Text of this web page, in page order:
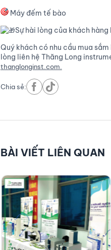
Máy đếm tế bào
Sự hài lòng của khách
Quý khách có nhu cầu mua
lòng liên hệ Thăng Long
thanglonginst.com.
Chia sẻ:
BÀI VIẾT LIÊN QUAN